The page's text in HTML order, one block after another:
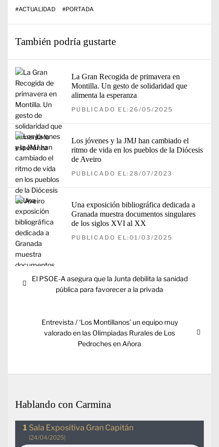
#ACTUALIDAD #PORTADA
También podría gustarte
La Gran Recogida de primavera en
Montilla. Un gesto de solidaridad que
alimenta la esperanza
PUBLICADO EL:26/05/2025
Los jóvenes y la JMJ han cambiado el
ritmo de vida en los pueblos de la Diócesis
de Aveiro
PUBLICADO EL:28/07/2023
Una exposición bibliográfica dedicada a
Granada muestra documentos singulares
de los siglos XVI al XX
PUBLICADO EL:01/03/2025
de
Entrada
anterior:
El PSOE-A asegura que la Junta debilita la sanidad
pública para favorecer a la privada
Entrada
siguiente:
Entrevista / ‘Los Montillanos’ un equipo muy
valorado en las Olimpiadas Rurales de Los
Pedroches en Añora
Hablando con Carmina
Sala Expositiva Gran Capitán
(24/04/2025)